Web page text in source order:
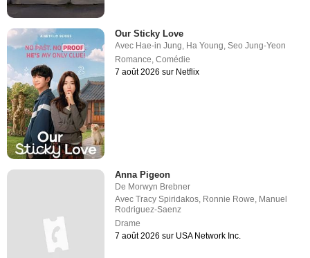
Our Sticky Love
Avec Hae-in Jung, Ha Young,Seo Jung-Yeon
Romance,Comédie
7 août 2026 sur Netflix
Anna Pigeon
De Morwyn Brebner
AvecTracy Spiridakos Ronnie Rowe Manuel
Rodriguez-Saenz
Drame
7 août 2026 sur USA Network Inc.